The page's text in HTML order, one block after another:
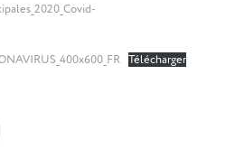
Télécharger